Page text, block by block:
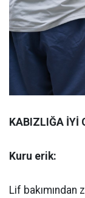
KABIZLIĞA İYİ
Kuru erik:
Lif